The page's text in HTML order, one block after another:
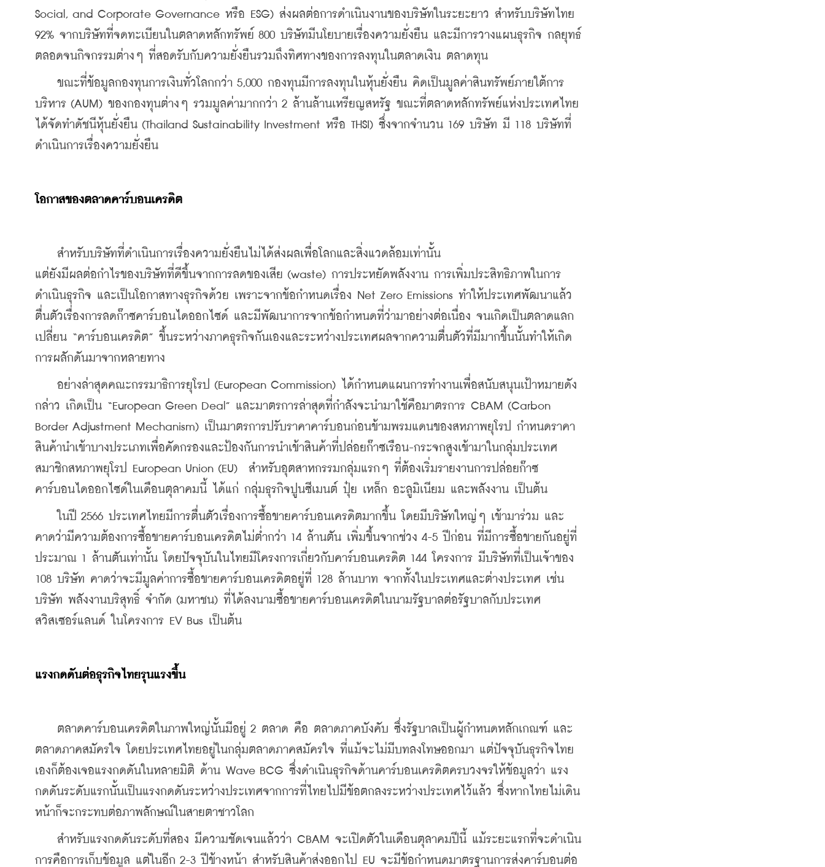
Social, and Corporate Governance หรือ ESG) ส่งผลต่อการดำเนินงานของบริษัทในระยะยาว สำหรับบริษัทไทย
92% จากบริษัทที่จดทะเบียนในตลาดหลักทรัพย์ 800 บริษัทมีนโยบายเรื่องความยั่งยืน และมีการวางแผนธุรกิจ กลยุทธ์
ตลอดจนกิจกรรมต่างๆ ที่สอดรับกับความยั่งยืนรวมถึงทิศทางของการลงทุนในตลาดเงิน ตลาดทุน
ขณะที่ข้อมูลกองทุนการเงินทั่วโลกกว่า 5,000 กองทุนมีการลงทุนในหุ้นยั่งยืน คิดเป็นมูลค่าสินทรัพย์ภายใต้การ
บริหาร (AUM) ของกองทุนต่างๆ รวมมูลค่ามากกว่า 2 ล้านล้านเหรียญสหรัฐ ขณะที่ตลาดหลักทรัพย์แห่งประเทศไทย
ได้จัดทำดัชนีหุ้นยั่งยืน (Thailand Sustainability Investment หรือ THSI) ซึ่งจากจำนวน 169 บริษัท มี 118 บริษัทที่
ดำเนินการเรื่องความยั่งยืน
โอกาสของตลาดคาร์บอนเครดิต
สำหรับบริษัทที่ดำเนินการเรื่องความยั่งยืนไม่ได้ส่งผลเพื่อโลกและสิ่งแวดล้อมเท่านั้น
แต่ยังมีผลต่อกำไรของบริษัทที่ดีขึ้นจากการลดของเสีย (waste) การประหยัดพลังงาน การเพิ่มประสิทธิภาพในการ
ดำเนินธุรกิจ และเป็นโอกาสทางธุรกิจด้วย เพราะจากข้อกำหนดเรื่อง Net Zero Emissions ทำให้ประเทศพัฒนาแล้ว
ตื่นตัวเรื่องการลดก๊าซคาร์บอนไดออกไซด์ และมีพัฒนาการจากข้อกำหนดที่ว่ามาอย่างต่อเนื่อง จนเกิดเป็นตลาดแลก
เปลี่ยน “คาร์บอนเครดิต” ขึ้นระหว่างภาคธุรกิจกันเองและระหว่างประเทศผลจากความตื่นตัวที่มีมากขึ้นนั้นทำให้เกิด
การผลักดันมาจากหลายทาง
อย่างล่าสุดคณะกรรมาธิการยุโรป (European Commission) ได้กำหนดแผนการทำงานเพื่อสนับสนุนเป้าหมายดัง
กล่าว เกิดเป็น “European Green Deal” และมาตรการล่าสุดที่กำลังจะนำมาใช้คือมาตรการ CBAM (Carbon
Border Adjustment Mechanism) เป็นมาตรการปรับราคาคาร์บอนก่อนข้ามพรมแดนของสหภาพยุโรป กำหนดราคา
สินค้านำเข้าบางประเภทเพื่อคัดกรองและป้องกันการนำเข้าสินค้าที่ปล่อยก๊าซเรือน-กระจกสูงเข้ามาในกลุ่มประเทศ
สมาชิกสหภาพยุโรป European Union (EU)  สำหรับอุตสาหกรรมกลุ่มแรกๆ ที่ต้องเริ่มรายงานการปล่อยก๊าซ
คาร์บอนไดออกไซด์ในเดือนตุลาคมนี้ ได้แก่ กลุ่มธุรกิจปูนซีเมนต์ ปุ๋ย เหล็ก อะลูมิเนียม และพลังงาน เป็นต้น
ในปี 2566 ประเทศไทยมีการตื่นตัวเรื่องการซื้อขายคาร์บอนเครดิตมากขึ้น โดยมีบริษัทใหญ่ๆ เข้ามาร่วม และ
คาดว่ามีความต้องการซื้อขายคาร์บอนเครดิตไม่ต่ำกว่า 14 ล้านตัน เพิ่มขึ้นจากช่วง 4-5 ปีก่อน ที่มีการซื้อขายกันอยู่ที่
ประมาณ 1 ล้านตันเท่านั้น โดยปัจจุบันในไทยมีโครงการเกี่ยวกับคาร์บอนเครดิต 144 โครงการ มีบริษัทที่เป็นเจ้าของ
108 บริษัท คาดว่าจะมีมูลค่าการซื้อขายคาร์บอนเครดิตอยู่ที่ 128 ล้านบาท จากทั้งในประเทศและต่างประเทศ เช่น
บริษัท พลังงานบริสุทธิ์ จำกัด (มหาชน) ที่ได้ลงนามซื้อขายคาร์บอนเครดิตในนามรัฐบาลต่อรัฐบาลกับประเทศ
สวิสเซอร์แลนด์ ในโครงการ EV Bus เป็นต้น
แรงกดดันต่อธุรกิจไทยรุนแรงขึ้น
ตลาดคาร์บอนเครดิตในภาพใหญ่นั้นมีอยู่ 2 ตลาด คือ ตลาดภาคบังคับ ซึ่งรัฐบาลเป็นผู้กำหนดหลักเกณฑ์ และ
ตลาดภาคสมัครใจ โดยประเทศไทยอยู่ในกลุ่มตลาดภาคสมัครใจ ที่แม้จะไม่มีบทลงโทษออกมา แต่ปัจจุบันธุรกิจไทย
เองก็ต้องเจอแรงกดดันในหลายมิติ ด้าน Wave BCG ซึ่งดำเนินธุรกิจด้านคาร์บอนเครดิตครบวงจรให้ข้อมูลว่า แรง
กดดันระดับแรกนั้นเป็นแรงกดดันระหว่างประเทศจากการที่ไทยไปมีข้อตกลงระหว่างประเทศไว้แล้ว ซึ่งหากไทยไม่เดิน
หน้าก็จะกระทบต่อภาพลักษณ์ในสายตาชาวโลก
สำหรับแรงกดดันระดับที่สอง มีความชัดเจนแล้วว่า CBAM จะเปิดตัวในเดือนตุลาคมปีนี้ แม้ระยะแรกที่จะดำเนิน
การคือการเก็บข้อมูล แต่ในอีก 2-3 ปีข้างหน้า สำหรับสินค้าส่งออกไป EU จะมีข้อกำหนดมาตรฐานการส่งคาร์บอนต่อ